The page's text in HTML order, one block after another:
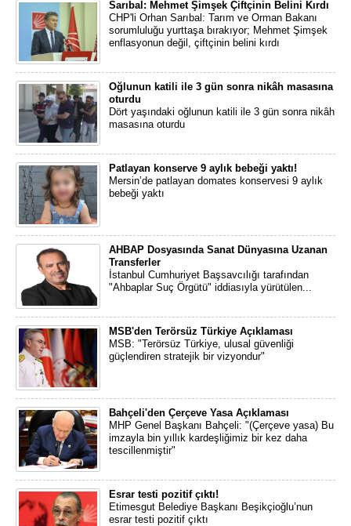
Sarıbal: Mehmet Şimşek Çiftçinin Belini Kırdı
CHP'li Orhan Sarıbal: Tarım ve Orman Bakanı
sorumluluğu yurttaşa bırakıyor; Mehmet Şimşek
enflasyonun değil, çiftçinin belini kırdı
Oğlunun katili ile 3 gün sonra nikâh masasına
oturdu
Dört yaşındaki oğlunun katili ile 3 gün sonra nikâh
masasına oturdu
Patlayan konserve 9 aylık bebeği yaktı!
Mersin’de patlayan domates konservesi 9 aylık
bebeği yaktı
AHBAP Dosyasında Sanat Dünyasına Uzanan
Transferler
İstanbul Cumhuriyet Başsavcılığı tarafından
"Ahbaplar Suç Örgütü" iddiasıyla yürütülen...
MSB'den Terörsüz Türkiye Açıklaması
MSB: "Terörsüz Türkiye, ulusal güvenliği
güçlendiren stratejik bir vizyondur"
Bahçeli'den Çerçeve Yasa Açıklaması
MHP Genel Başkanı Bahçeli: "(Çerçeve yasa) Bu
imzayla bin yıllık kardeşliğimiz bir kez daha
tescillenmiştir"
Esrar testi pozitif çıktı!
Etimesgut Belediye Başkanı Beşikçioğlu’nun
esrar testi pozitif çıktı